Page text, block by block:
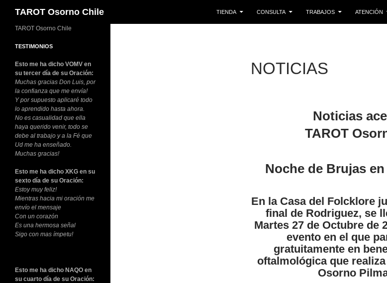
TAROT Osorno Chile
TIENDA
CONSULTA TRABAJOS ATENCIÓN
NOTICIAS
Noticias
TAROT
Noche de Brujas
En la Casa del Folcklore
final de Rodriguez, se
Martes 27 de Octubre de
evento en el que
gratuitamente en
oftalmológica que
Osorno
TAROT Osorno Chile
TESTIMONIOS
Esto me ha dicho VOMV en
su tercer día de su Oración:
Muchas gracias Don Luis, por
la confianza que me envía!
Y por supuesto aplicaré todo
lo aprendido hasta ahora.
No es casualidad que ella
haya querido venir, todo se
debe al trabajo y a la Fé que
Ud me ha enseñado.
Muchas gracias!
Esto me ha dicho XKG en su
sexto día de su Oración:
Estoy muy feliz!
Mientras hacia mi oración me
envío el mensaje
Con un corazón
Es una hermosa señal
Sigo con mas ímpetu!
Esto me ha dicho NAQO en
su cuarto día de su Oración: